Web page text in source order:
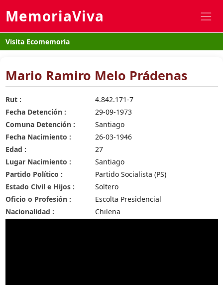
MemoriaViva
Visita Ecomemoria
Mario Ramiro Melo Prádenas
Rut :
4.842.171-7
Fecha Detención :
29-09-1973
Comuna Detención :
Santiago
Fecha Nacimiento :
26-03-1946
Edad :
27
Lugar Nacimiento :
Santiago
Partido Político :
Partido Socialista (PS)
Estado Civil e Hijos :
Soltero
Oficio o Profesión :
Escolta Presidencial
Nacionalidad :
Chilena